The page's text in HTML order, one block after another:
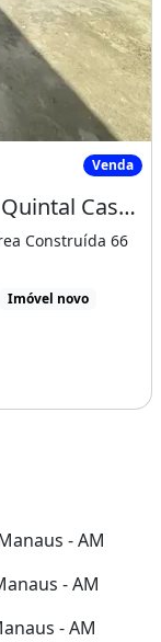
Venda
Águas Claras com 2 Quartos e Quintal Casa Nova
Construída 66
Imóvel novo
- AM
- AM
- AM